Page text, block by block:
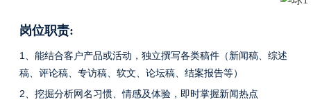
岗位职责:
1
、能结合客户产品或活动，独立撰写各类稿件（新闻稿、综述
稿、评论稿、专访稿、软文、论坛稿、结案报告等）
2 、挖掘分析网名习惯、情感及体验，即时掌握新闻热点